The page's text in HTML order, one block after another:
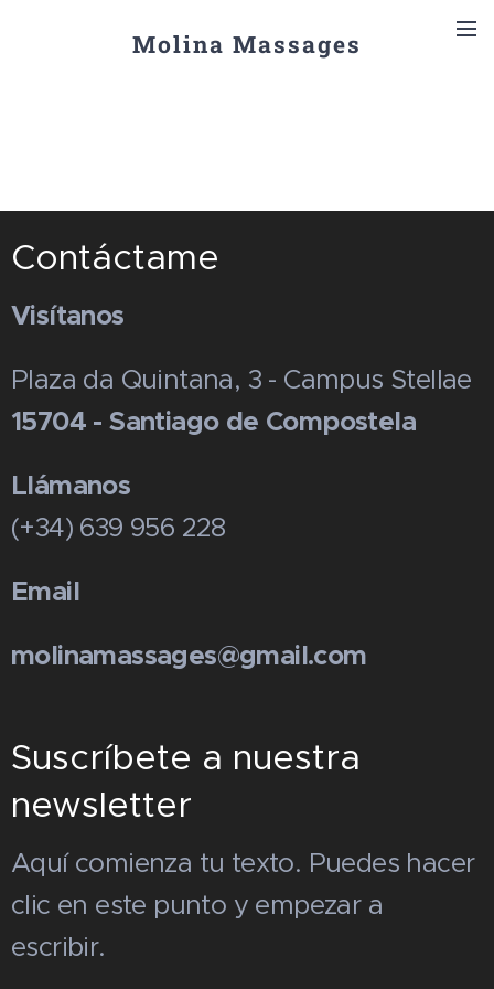
Molina Massages
Contáctame
Visítanos
Plaza da Quintana, 3 - Campus Stellae
15704 - Santiago de Compostela
Llámanos
(+34) 639 956 228
Email
molinamassages@gmail.com
Suscríbete a nuestra
newsletter
Aquí comienza tu texto. Puedes hacer
clic en este punto y empezar a
escribir.